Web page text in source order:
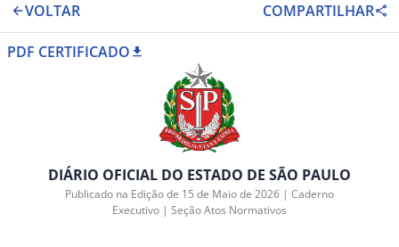
VOLTAR COMPARTILHAR
PDF CERTIFICADO
DIÁRIO OFICIAL DO ESTADO DE SÃO PAULO
Publicado na Edição de 15 de Maio de 2026 | Caderno
Executivo | Seção Atos Normativos